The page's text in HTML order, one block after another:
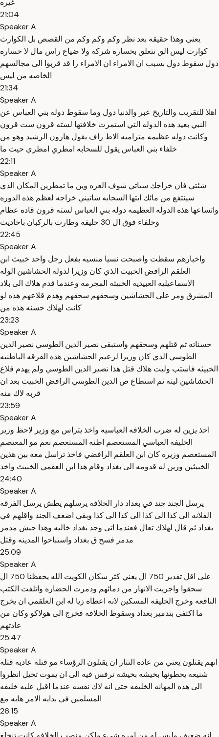
غيره
21:04
Speaker A
يعني وهذا حقيقه بعد نظر وكم وكم وكم من القصص بل الكوارث
كوارث ليس الق تتعلق بخساره شركه ولا ضياع راس مال لا خساره
دول سقوط دول بسبب ان الامراء ان الامراء را قد قربوا الى مجالسهم
الخاصه من ليس
21:34
Speaker A
اهلا للتقريب والتاريخ عبر والدنيا دول وما سقوط دوله بني العباس عن
النبي بعيد هذه الدوله التي استمرت خلافتها لسته قرون ست قرون
وكانت دوله عظيمه متراميه الاط راف يقول هارون الرشيد وهو من
خلفاء بني العباس يقول للسحابه امطري امطري حيث ما
22:11
Speaker A
شئتي فان خراجك سياتي شوف العزه وين ما تمطرين المكان الذي
سينتفع من مائك ايتها السحابه ساتيني خراجه لعظم هذه الدوره
واتساعها هذه الدوله العظيمه دوله بني العباس لسته قرون قاده عظام
وخلفاء فوق ال 30 خليفه وطارت بالركبان باحاديث
22:45
Speaker A
واخبارهم سقطت واصبحت نسيا منسيه بفعل رجل واحد خبيث ابن
العلقم الرافض الخبيث الذي كان وزيرا لدوله الحشاشين الوله
الاسماعيليه العبيديه الخبيثه المجرمه وعندما قدم هلاك الى بلاد
المشرق ومر على الحشاشين وسحقهم سحقهم وهدم قلاعهم هذه لو
كانت لهلاك حسنه هذه من
23:23
Speaker A
حسناته ثم قتلهم وسحقهم واستبقى نصير الدين الطوسي نصير الدين
الطوسي الذي كان وزيرا لزعيم الحشاشين هذه الفرقه الباطنيه
الخبيثه فاستب وليت هلاك قتل هذا نصير الدين الطوسي ولم يهدم قلاع
الحشاشين ليته ثم استطاع ص الدين الطوسي الرافض الخبيث بعد ان
قربه لاك منه
23:59
Speaker A
اخذ يزين له ضرب الخلافه العباسيه واخذ يتراس مع وزير لاحظ وزير
الخليفه العباسي المستعصم اظنه المستعصم نعم مو المعتصم
المستعصم وزيره كان ابن العلقم الرافضي فاخذ تراسل معه بين هذين
الخبيثين وزين له قدومه الى بغداد وقام هذا ابن العقمي الخبيث واخذ
24:40
Speaker A
يرسل الجند جند في بغداد دار الخلافه يرسلهم يطش يرسل الفرقه
الفلانه الى كذا الى كذا الى كذا الى كذا وبقي اضعف الجند واقلهم في
بغداد ثم قال لهلاك تعال فعندما اتى وجد بغداد خاليه وهذا جيش مدمر
مدمر فسح ق بغداد واستباحوا المدينه وقتل
25:09
Speaker A
على اقل تقدير 750 ال يعني كثر سكان الكويت الله يحفظنا 750 ال
سحقوا واجريت الانهار من دمائهم ودمرت الحضاره واتلفت الكتب
النافعه وخرج الخليفه المسكين لانه اعطاه زيا له ابن العلقمي ان يخرج
ما اكتفى بتدمير بغداد وسقوط الخلافه فخرج الى هولاكو وكان من
عادتهم
25:47
Speaker A
انهم يقتلون يعني من عاده التتار ان يقتلون الرؤساء مو قتله عاديه قتله
شنيعه يحطونها بخيشه بخيشه ترفس فيه الى ان يموت تخيل انظروا
الى هذه المهانه الخليفه حتى انه لاك نفسه عندما اقبل عليه خليفه
المسلمين في بدايه الامر هابه مع
26:15
Speaker A